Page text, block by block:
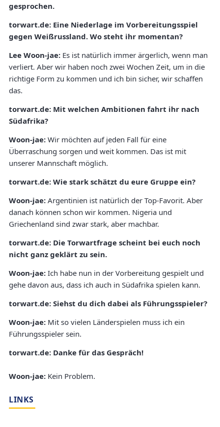
gesprochen.
torwart.de: Eine Niederlage im Vorbereitungsspiel
gegen Weißrussland. Wo steht ihr momentan?
Lee Woon-jae: Es ist natürlich immer ärgerlich, wenn man
verliert. Aber wir haben noch zwei Wochen Zeit, um in die
richtige Form zu kommen und ich bin sicher, wir schaffen
das.
torwart.de: Mit welchen Ambitionen fahrt ihr nach
Südafrika?
Woon-jae: Wir möchten auf jeden Fall für eine
Überraschung sorgen und weit kommen. Das ist mit
unserer Mannschaft möglich.
torwart.de: Wie stark schätzt du eure Gruppe ein?
Woon-jae: Argentinien ist natürlich der Top-Favorit. Aber
danach können schon wir kommen. Nigeria und
Griechenland sind zwar stark, aber machbar.
torwart.de: Die Torwartfrage scheint bei euch noch
nicht ganz geklärt zu sein.
Woon-jae: Ich habe nun in der Vorbereitung gespielt und
gehe davon aus, dass ich auch in Südafrika spielen kann.
torwart.de: Siehst du dich dabei als Führungsspieler?
Woon-jae: Mit so vielen Länderspielen muss ich ein
Führungsspieler sein.
torwart.de: Danke für das Gespräch!
Woon-jae: Kein Problem.
LINKS